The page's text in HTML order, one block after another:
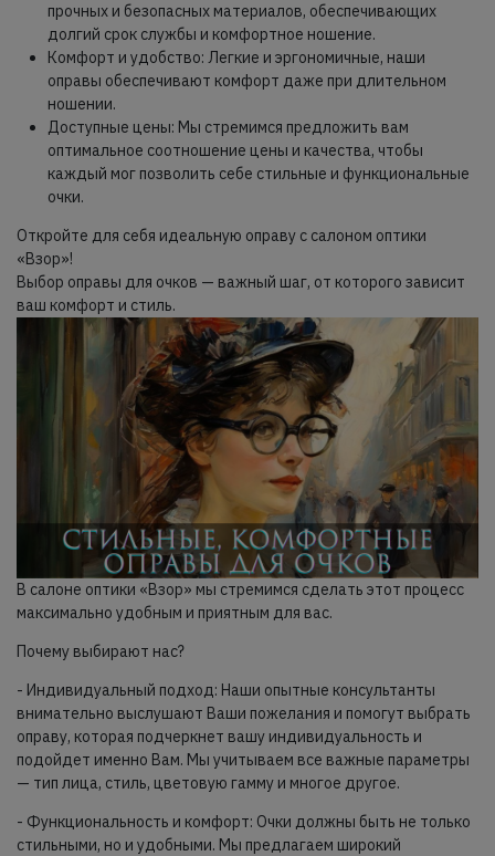
прочных и безопасных материалов, обеспечивающих
долгий срок службы и комфортное ношение.
Комфорт и удобство: Легкие и эргономичные, наши
оправы обеспечивают комфорт даже при длительном
ношении.
Доступные цены: Мы стремимся предложить вам
оптимальное соотношение цены и качества, чтобы
каждый мог позволить себе стильные и функциональные
очки.
Откройте для себя идеальную оправу с салоном оптики
«Взор»!
Выбор оправы для очков — важный шаг, от которого зависит
ваш комфорт и стиль.
В салоне оптики «Взор» мы стремимся сделать этот процесс
максимально удобным и приятным для вас.
Почему выбирают нас?
- Индивидуальный подход: Наши опытные консультанты
внимательно выслушают Ваши пожелания и помогут выбрать
оправу, которая подчеркнет вашу индивидуальность и
подойдет именно Вам. Мы учитываем все важные параметры
— тип лица, стиль, цветовую гамму и многое другое.
- Функциональность и комфорт: Очки должны быть не только
стильными, но и удобными. Мы предлагаем широкий